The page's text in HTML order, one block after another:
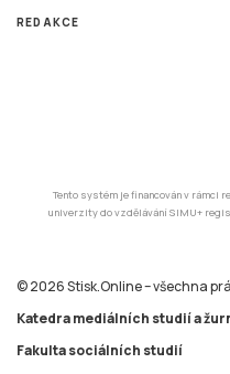
REDAKCE
Tento systém je financován v rámci
univerzity do vzdělávání SIMU+
© 2026 Stisk.Online – všechna
Katedra mediálních studií a
Fakulta sociálních studií